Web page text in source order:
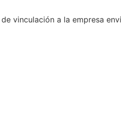
vinculación a la empresa